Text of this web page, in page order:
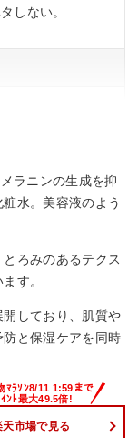
しない。
ラニンの生成を抑
水。美容液のよう
ろみのあるテクス
す。
開しており、肌質や
と保湿ケアを同時
天市場で見る